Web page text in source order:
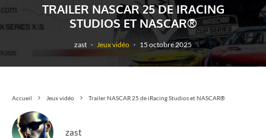
TRAILER NASCAR 25 DE IRACING
STUDIOS ET NASCAR®
zast · Jeux vidéo · 15 octobre 2025
Accueil Jeux vidéo Trailer NASCAR 25 de iRacing Studios et NASCAR®
zast